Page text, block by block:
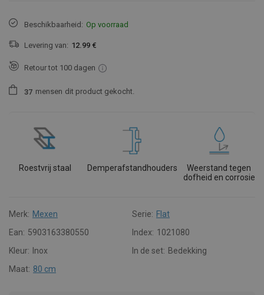
Beschikbaarheid: Op voorraad
Levering van: 12.99 €
Retour tot 100 dagen
37 mensen dit product gekocht.
Roestvrij staal Demperafstandhouders
Weerstand tegen
dofheid en corrosie
Merk: Mexen Serie: Flat
Ean: 5903163380550 Index: 1021080
Kleur:
Inox In de set: Bedekking
Maat: 80 cm